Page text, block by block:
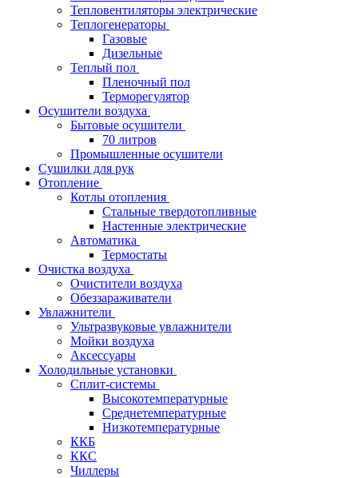
Тепловентиляторы электрические
Теплогенераторы
Газовые
Дизельные
Теплый пол
Пленочный пол
Терморегулятор
Осушители воздуха
Бытовые осушители
70 литров
Промышленные осушители
Сушилки для рук
Отопление
Котлы отопления
Стальные твердотопливные
Настенные электрические
Автоматика
Термостаты
Очистка воздуха
Очистители воздуха
Обеззараживатели
Увлажнители
Ультразвуковые увлажнители
Мойки воздуха
Аксессуары
Холодильные установки
Сплит-системы
Высокотемпературные
Среднетемпературные
Низкотемпературные
ККБ
ККС
Чиллеры